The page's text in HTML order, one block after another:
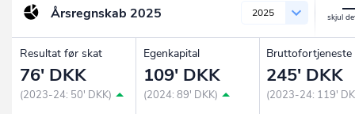
Årsregnskab 2025 2025
Resultat før skat
76' DKK
(2023-24: 50' DKK)
Egenkapital
109' DKK
(2024: 89' DKK)
Bruttofortjeneste
245' DKK
(2023-24: 119'